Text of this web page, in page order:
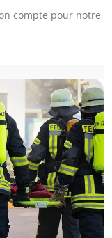
compte pour notre